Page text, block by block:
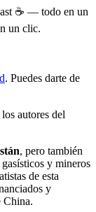
☕ — todo en un
un clic.
. Puedes darte de
autores del
, pero también
y mineros
de esta
y
China.